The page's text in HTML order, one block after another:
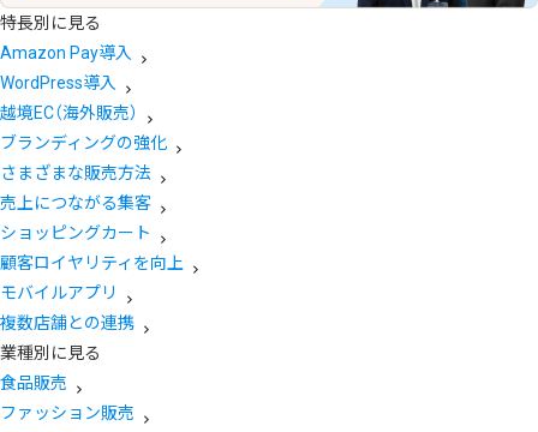
特長別に見る
Amazon Pay導入
WordPress導入
越境EC（海外販売）
ブランディングの強化
さまざまな販売方法
売上につながる集客
ショッピングカート
顧客ロイヤリティを向上
モバイルアプリ
複数店舗との連携
業種別に見る
食品販売
ファッション販売